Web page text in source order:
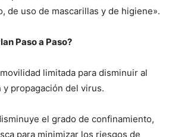
de uso de mascarillas y de higiene».
Paso a Paso?
limitada para disminuir al
propagación del virus.
el grado de confinamiento,
para minimizar los riesgos de